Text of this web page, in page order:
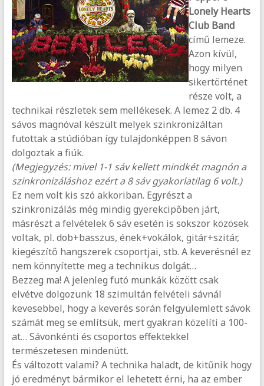
Lonely Hearts
Club Band
című lemeze.
Azon kívül,
hogy milyen
sikertörténet
része volt, a
technikai részletek sem mellékesek. A lemez 2 db. 4
sávos magnóval készült melyek szinkronizáltan
futottak a stúdióban így tulajdonképpen 8 sávon
dolgoztak a fiúk.
(Megjegyzés: mivel 1-1 sáv kellett mindkét magnón a
szinkronizáláshoz ezért a 8 sáv gyakorlatilag 6 volt.)
Ez nem volt kis szó akkoriban. Egyrészt a
szinkronizálás még mindig gyerekcipőben járt,
másrészt a felvételek 6 sáv esetén is sokszor közösek
voltak, pl. dob+basszus, ének+vokálok, gitár+szitár,
kiegészítő hangszerek csoportjai, stb. A keverésnél ez
nem könnyítette meg a technikus dolgát…
Bezzeg ma! A jelenleg futó munkák között csak
elvétve dolgozunk 18 szimultán felvételi sávnál
kevesebbel, hogy a keverés során felgyülemlett sávok
számát meg se említsük, mert gyakran közelíti a 100-
at… Sávonkénti és csoportos effektekkel
természetesen mindenütt.
És változott valami? A technika haladt, de kitűnik hogy
jó eredményt bármikor el lehetett érni, ha az ember